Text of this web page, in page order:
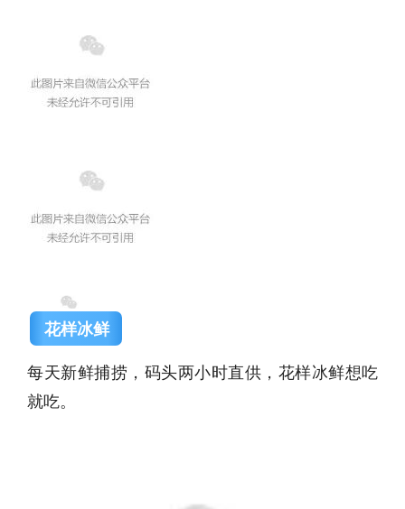
花样冰鲜
每天新鲜捕捞，码头两小时直供，花样冰鲜想吃
就吃。